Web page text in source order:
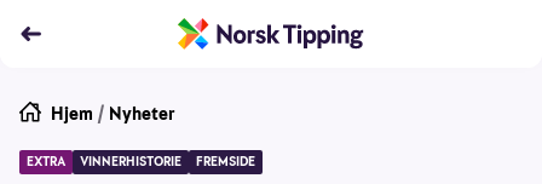
Hjem / Nyheter
EXTRA VINNERHISTORIE FREMSIDE